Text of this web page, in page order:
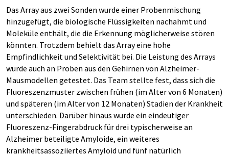
Das Array aus zwei Sonden wurde einer Probenmischung
hinzugefügt, die biologische Flüssigkeiten nachahmt und
Moleküle enthält, die die Erkennung möglicherweise stören
könnten. Trotzdem behielt das Array eine hohe
Empfindlichkeit und Selektivität bei. Die Leistung des Arrays
wurde auch an Proben aus den Gehirnen von Alzheimer-
Mausmodellen getestet. Das Team stellte fest, dass sich die
Fluoreszenzmuster zwischen frühen (im Alter von 6 Monaten)
und späteren (im Alter von 12 Monaten) Stadien der Krankheit
unterschieden. Darüber hinaus wurde ein eindeutiger
Fluoreszenz-Fingerabdruck für drei typischerweise an
Alzheimer beteiligte Amyloide, ein weiteres
krankheitsassoziiertes Amyloid und fünf natürlich